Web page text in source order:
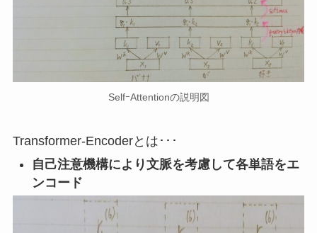
SelfｰAttentionの説明図
Transformer-Encoderとは･･･
自己注意機構により文脈を考慮して各単語をエ
ンコード